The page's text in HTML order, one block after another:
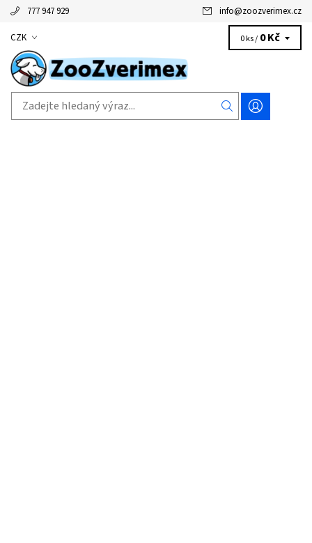
777 947 929 info@zoozverimex.cz
CZK 0 ks / 0 Kč